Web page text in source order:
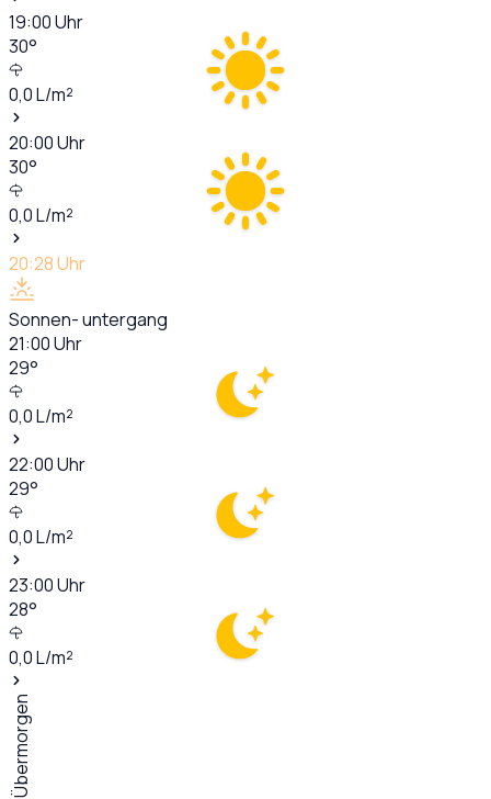
19:00Uhr
30°
0,0L/m²
20:00Uhr
30°
0,0L/m²
20:28Uhr
Sonnen- untergang
21:00Uhr
29°
0,0L/m²
22:00Uhr
29°
0,0L/m²
23:00Uhr
28°
0,0L/m²
Übermorgen